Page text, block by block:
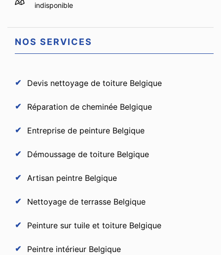
indisponible
NOS SERVICES
Devis nettoyage de toiture Belgique
Réparation de cheminée Belgique
Entreprise de peinture Belgique
Démoussage de toiture Belgique
Artisan peintre Belgique
Nettoyage de terrasse Belgique
Peinture sur tuile et toiture Belgique
Peintre intérieur Belgique